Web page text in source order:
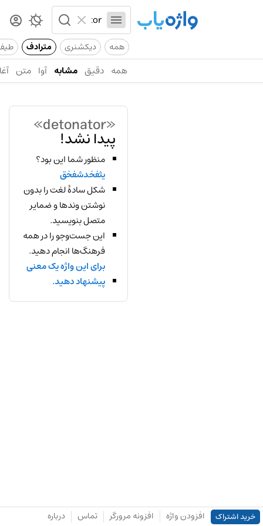
همه دیکشنری مترادف
همه دقیق مشابه آوا متن
«detonator»
پیدا نشد!
منظور شما این بود؟
یثفخدشفخق
شکل سادهٔ لغت را بدون
نوشتن وندها و ضمایر
متصل بنویسید.
این جست‌وجو را در همه
فرهنگ‌ها انجام دهید.
برای این واژه یک معنی
پیشنهاد دهید.
خرید اشتراک افزودن واژه افزونه مرورگر تماس درباره